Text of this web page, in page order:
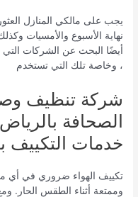
يجب على مالكي المنازل
نهاية الأسبوع والأمسيات
، وخاصة تلك التي تستخدم
شركة تنظيف
الصحافة
خدمات التكييف
تكييف الهواء ضروري في أي
وممتعة أثناء الطقس الحار.